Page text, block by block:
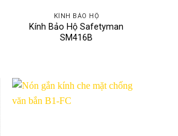
KÍNH BẢO HỘ
Kính Bảo Hộ Safetyman
SM416B